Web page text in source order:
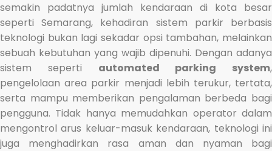
semakin padatnya jumlah kendaraan di kota besar
seperti Semarang, kehadiran sistem parkir berbasis
teknologi bukan lagi sekadar opsi tambahan, melainkan
sebuah kebutuhan yang wajib dipenuhi. Dengan adanya
sistem seperti automated parking system,
pengelolaan area parkir menjadi lebih terukur, tertata,
serta mampu memberikan pengalaman berbeda bagi
pengguna. Tidak hanya memudahkan operator dalam
mengontrol arus keluar-masuk kendaraan, teknologi ini
juga menghadirkan rasa aman dan nyaman bagi